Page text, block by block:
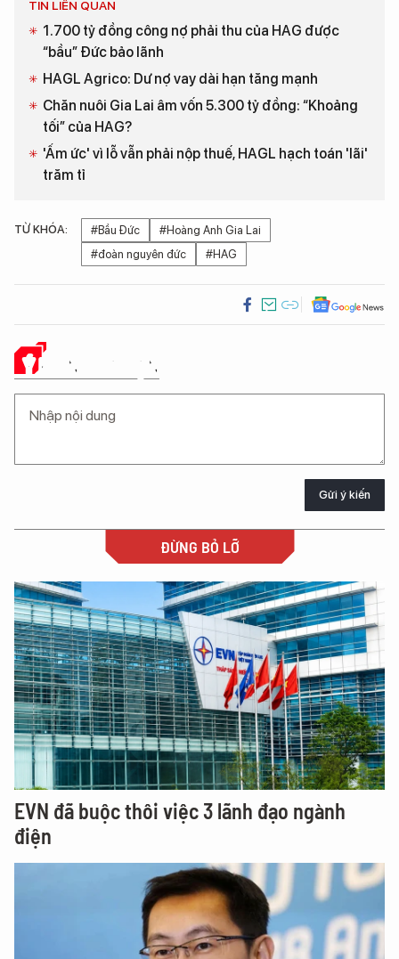
TIN LIÊN QUAN
1.700 tỷ đồng công nợ phải thu của HAG được
“bầu” Đức bảo lãnh
HAGL Agrico: Dư nợ vay dài hạn tăng mạnh
Chăn nuôi Gia Lai âm vốn 5.300 tỷ đồng: “Khoảng
tối” của HAG?
'Ấm ức' vì lỗ vẫn phải nộp thuế, HAGL hạch toán 'lãi'
trăm tỉ
TỪ KHÓA: #Bầu Đức
#Hoàng Anh Gia Lai
#đoàn nguyên đức
#HAG
Ý KIẾN CỦA BẠN
Gửi ý kiến
ĐỪNG BỎ LỠ
EVN đã buộc thôi việc 3 lãnh đạo ngành
điện